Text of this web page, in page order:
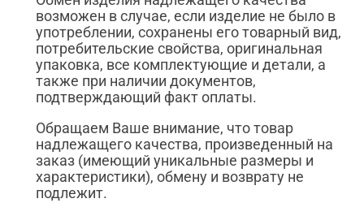
возможен в случае, если изделие не было в
употреблении, сохранены его товарный вид,
потребительские свойства, оригинальная
упаковка, все комплектующие и детали, а
также при наличии документов,
подтверждающий факт оплаты.
Обращаем Ваше внимание, что товар
надлежащего качества, произведенный на
заказ (имеющий уникальные размеры и
характеристики), обмену и возврату не
подлежит.